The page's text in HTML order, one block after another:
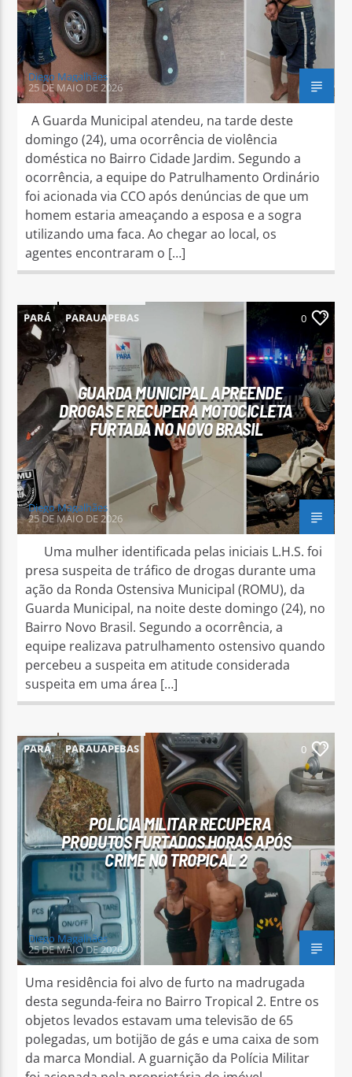
Diego Magalhães
25 DE MAIO DE 2026
A Guarda Municipal atendeu, na tarde deste
domingo (24), uma ocorrência de violência
doméstica no Bairro Cidade Jardim. Segundo a
ocorrência, a equipe do Patrulhamento Ordinário
foi acionada via CCO após denúncias de que um
homem estaria ameaçando a esposa e a sogra
utilizando uma faca. Ao chegar ao local, os
agentes encontraram o […]
PARÁ PARAUAPEBAS 0
GUARDA MUNICIPAL APREENDE
DROGAS E RECUPERA MOTOCICLETA
FURTADA NO NOVO BRASIL
Diego Magalhães
25 DE MAIO DE 2026
Uma mulher identificada pelas iniciais L.H.S. foi
presa suspeita de tráfico de drogas durante uma
ação da Ronda Ostensiva Municipal (ROMU), da
Guarda Municipal, na noite deste domingo (24), no
Bairro Novo Brasil. Segundo a ocorrência, a
equipe realizava patrulhamento ostensivo quando
percebeu a suspeita em atitude considerada
suspeita em uma área […]
PARÁ PARAUAPEBAS 0
POLÍCIA MILITAR RECUPERA
PRODUTOS FURTADOS HORAS APÓS
CRIME NO TROPICAL 2
Diego Magalhães
25 DE MAIO DE 2026
Uma residência foi alvo de furto na madrugada
desta segunda-feira no Bairro Tropical 2. Entre os
objetos levados estavam uma televisão de 65
polegadas, um botijão de gás e uma caixa de som
da marca Mondial. A guarnição da Polícia Militar